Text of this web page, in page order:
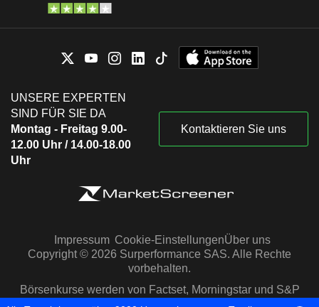
UNSERE EXPERTEN
SIND FÜR SIE DA
Montag - Freitag 9.00-
12.00 Uhr / 14.00-18.00
Uhr
Kontaktieren Sie uns
Impressum Cookie-EinstellungenÜber uns
Copyright © 2026 Surperformance SAS. Alle Rechte
vorbehalten.
Börsenkurse werden von Factset, Morningstar und S&P
Capital IQ zur Verfügung gestellt